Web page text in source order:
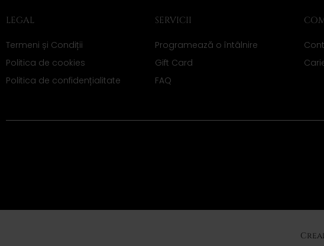
LEGAL
Termeni și Condiții
Politica de cookies
Politica de confidențialitate
SERVICII
Programează o întâlnire
Gift Card
FAQ